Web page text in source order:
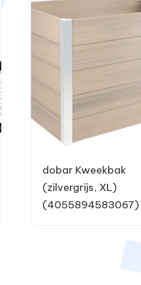
dobar Kweekbak
(zilvergrijs, XL)
(4055894583067)